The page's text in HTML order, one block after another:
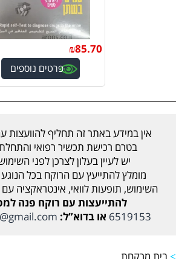
₪85.70
פרטים נוספים
אין במידע באתר זה תחליף להוועצות
בטרם רכישת תכשיר רפואי
יש לעיין בעלון לצרכן לפני
מומלץ להתייעץ עם הרוקח בכל הנוגע
השימוש, תופעות לוואי, אינטראקציה
להתייעצות עם רוקח פנה
6519153 או בדוא”ל:
> בית מרקחת